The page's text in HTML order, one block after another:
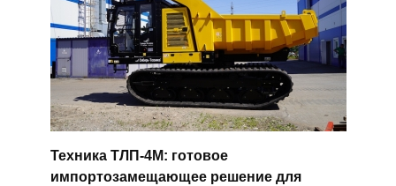
Техника ТЛП-4М: готовое
импортозамещающее решение для